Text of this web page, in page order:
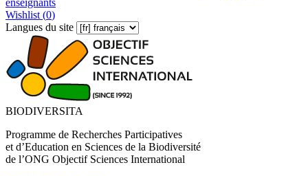
enseignants
Wishlist (0)
Langues du site
BIODIVERSITA
Programme de Recherches Participatives
et d’Education en Sciences de la Biodiversité
de l’ONG Objectif Sciences International